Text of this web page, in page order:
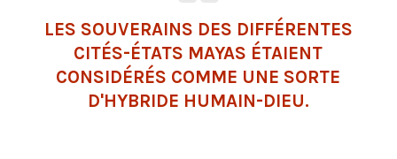
LES SOUVERAINS DES DIFFÉRENTES
CITÉS-ÉTATS MAYAS ÉTAIENT
CONSIDÉRÉS COMME UNE SORTE
D'HYBRIDE HUMAIN-DIEU.